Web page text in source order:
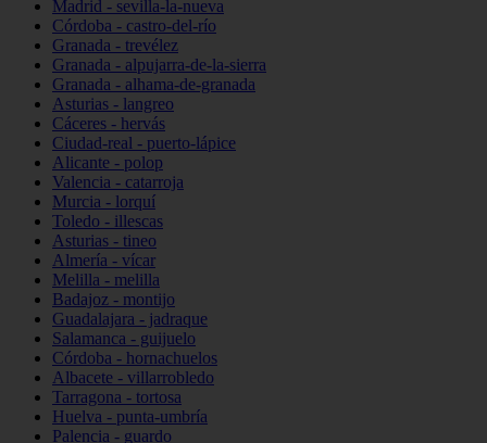
Madrid - sevilla-la-nueva
Córdoba - castro-del-río
Granada - trevélez
Granada - alpujarra-de-la-sierra
Granada - alhama-de-granada
Asturias - langreo
Cáceres - hervás
Ciudad-real - puerto-lápice
Alicante - polop
Valencia - catarroja
Murcia - lorquí
Toledo - illescas
Asturias - tineo
Almería - vícar
Melilla - melilla
Badajoz - montijo
Guadalajara - jadraque
Salamanca - guijuelo
Córdoba - hornachuelos
Albacete - villarrobledo
Tarragona - tortosa
Huelva - punta-umbría
Palencia - guardo